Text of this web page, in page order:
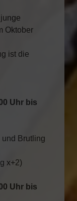
Oktober
ist die
Uhr bis
Brutling
x+2)
Uhr bis